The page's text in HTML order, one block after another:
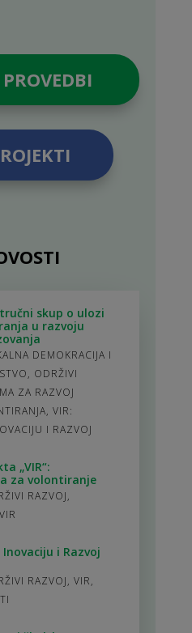
skup o ulozi
u razvoju
DEMOKRACIJA I
, ODRŽIVI
ZA RAZVOJ
, VIR:
I RAZVOJ
„VIR“:
za volontiranje
RAZVOJ,
VIR
i Razvoj
RAZVOJ, VIR,